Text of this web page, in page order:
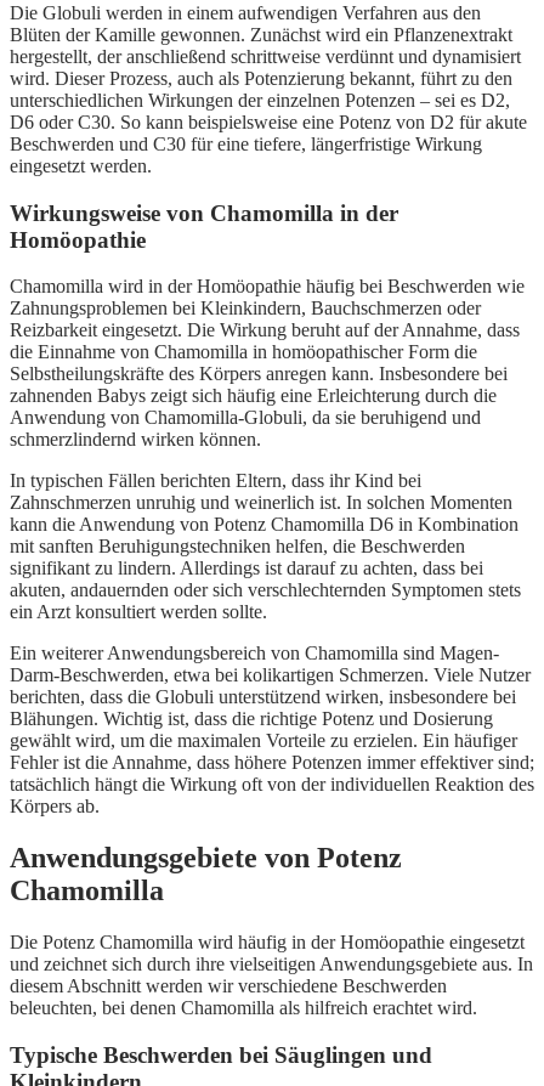
Die Globuli werden in einem aufwendigen Verfahren aus den
Blüten der Kamille gewonnen. Zunächst wird ein Pflanzenextrakt
hergestellt, der anschließend schrittweise verdünnt und dynamisiert
wird. Dieser Prozess, auch als Potenzierung bekannt, führt zu den
unterschiedlichen Wirkungen der einzelnen Potenzen – sei es D2,
D6 oder C30. So kann beispielsweise eine Potenz von D2 für akute
Beschwerden und C30 für eine tiefere, längerfristige Wirkung
eingesetzt werden.
Wirkungsweise von Chamomilla in der
Homöopathie
Chamomilla wird in der Homöopathie häufig bei Beschwerden wie
Zahnungsproblemen bei Kleinkindern, Bauchschmerzen oder
Reizbarkeit eingesetzt. Die Wirkung beruht auf der Annahme, dass
die Einnahme von Chamomilla in homöopathischer Form die
Selbstheilungskräfte des Körpers anregen kann. Insbesondere bei
zahnenden Babys zeigt sich häufig eine Erleichterung durch die
Anwendung von Chamomilla-Globuli, da sie beruhigend und
schmerzlindernd wirken können.
In typischen Fällen berichten Eltern, dass ihr Kind bei
Zahnschmerzen unruhig und weinerlich ist. In solchen Momenten
kann die Anwendung von Potenz Chamomilla D6 in Kombination
mit sanften Beruhigungstechniken helfen, die Beschwerden
signifikant zu lindern. Allerdings ist darauf zu achten, dass bei
akuten, andauernden oder sich verschlechternden Symptomen stets
ein Arzt konsultiert werden sollte.
Ein weiterer Anwendungsbereich von Chamomilla sind Magen-
Darm-Beschwerden, etwa bei kolikartigen Schmerzen. Viele Nutzer
berichten, dass die Globuli unterstützend wirken, insbesondere bei
Blähungen. Wichtig ist, dass die richtige Potenz und Dosierung
gewählt wird, um die maximalen Vorteile zu erzielen. Ein häufiger
Fehler ist die Annahme, dass höhere Potenzen immer effektiver sind;
tatsächlich hängt die Wirkung oft von der individuellen Reaktion des
Körpers ab.
Anwendungsgebiete von Potenz
Chamomilla
Die Potenz Chamomilla wird häufig in der Homöopathie eingesetzt
und zeichnet sich durch ihre vielseitigen Anwendungsgebiete aus. In
diesem Abschnitt werden wir verschiedene Beschwerden
beleuchten, bei denen Chamomilla als hilfreich erachtet wird.
Typische Beschwerden bei Säuglingen und